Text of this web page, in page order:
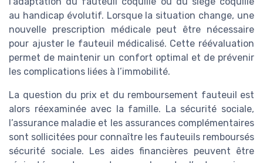
au handicap évolutif. Lorsque la situation change, une
nouvelle prescription médicale peut être nécessaire
pour ajuster le fauteuil médicalisé. Cette réévaluation
permet de maintenir un confort optimal et de prévenir
les complications liées à l’immobilité.
La question du prix et du remboursement fauteuil est
alors réexaminée avec la famille. La sécurité sociale,
l’assurance maladie et les assurances complémentaires
sont sollicitées pour connaître les fauteuils remboursés
sécurité sociale. Les aides financières peuvent être